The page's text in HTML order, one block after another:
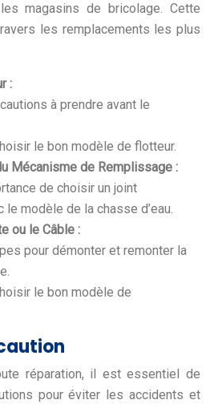
magasins de bricolage. Cette
les remplacements les plus
:
à prendre avant le
le bon modèle de flotteur.
Mécanisme de Remplissage :
de choisir un joint
le modèle de la chasse d’eau.
ou le Câble :
pour démonter et remonter la
le bon modèle de
réparation, il est essentiel de
pour éviter les accidents et